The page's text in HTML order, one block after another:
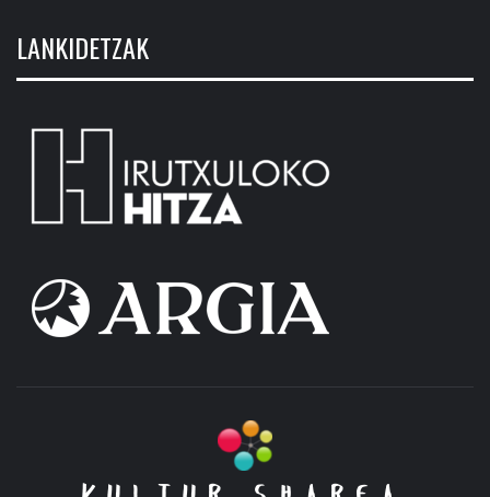
LANKIDETZAK